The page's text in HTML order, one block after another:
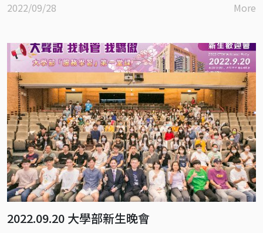
2022/09/28 More
2022.09.20 大學部新生晚會